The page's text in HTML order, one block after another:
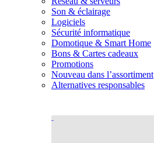
Son & éclairage
Logiciels
Sécurité informatique
Domotique & Smart Home
Bons & Cartes cadeaux
Promotions
Nouveau dans l’assortiment
Alternatives responsables